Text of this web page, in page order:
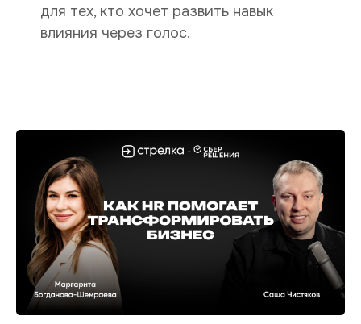
для тех, кто хочет развить навык
влияния через голос.